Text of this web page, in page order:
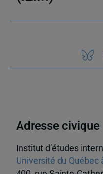
Adresse civique
Institut d’études
Université du Québec